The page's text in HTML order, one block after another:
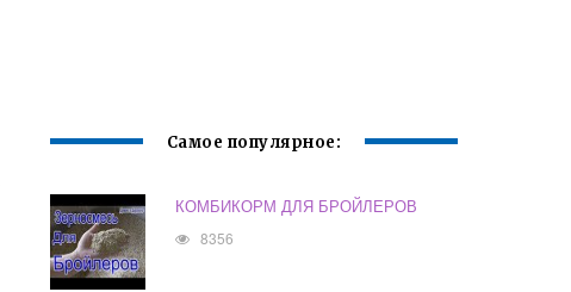
Самое популярное:
КОМБИКОРМ ДЛЯ БРОЙЛЕРОВ
8356